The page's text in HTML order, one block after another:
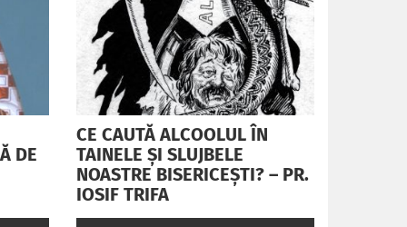
DE
CE CAUTĂ ALCOOLUL ÎN
TAINELE ŞI SLUJBELE
NOASTRE BISERICEŞTI? – PR.
IOSIF TRIFA